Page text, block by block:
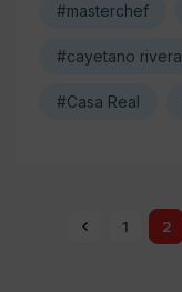
#masterchef
#cayetano rivera
#Casa Real
1 2